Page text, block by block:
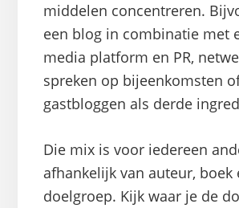
middelen concentreren.
een blog in combinatie met
media platform en PR,
spreken op bijeenkomsten
gastbloggen als derde
Die mix is voor iedereen
afhankelijk van auteur, boek
doelgroep. Kijk waar je de